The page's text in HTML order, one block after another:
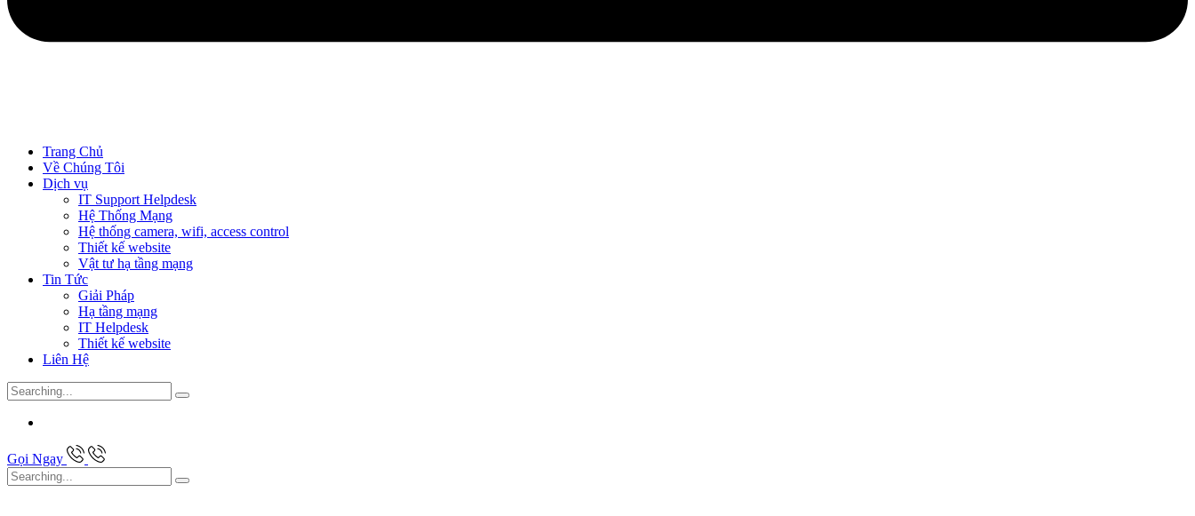
Trang Chủ
Về Chúng Tôi
Dịch vụ
IT Support Helpdesk
Hệ Thống Mạng
Hệ thống camera, wifi, access control
Thiết kế website
Vật tư hạ tầng mạng
Tin Tức
Giải Pháp
Hạ tầng mạng
IT Helpdesk
Thiết kế website
Liên Hệ
Search
for:
Gọi Ngay
Search
for: